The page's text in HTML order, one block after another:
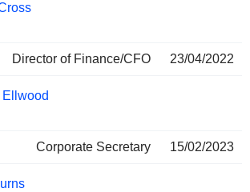
Director of Finance/CFO 23/04/2022
Corporate Secretary 15/02/2023